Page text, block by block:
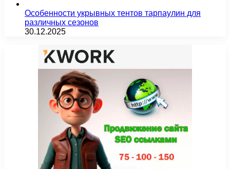
Особенности укрывных тентов тарпаулин для
различных сезонов
30.12.2025